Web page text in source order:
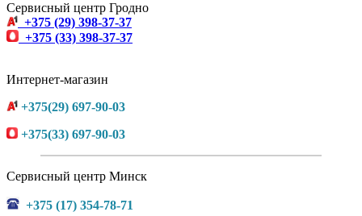
Сервисный центр Гродно
+375 (29) 398-37-37
+375 (33) 398-37-37
Интернет-магазин
+375(29) 697-90-03
+375(33) 697-90-03
Сервисный центр Минск
+375 (17) 354-78-71